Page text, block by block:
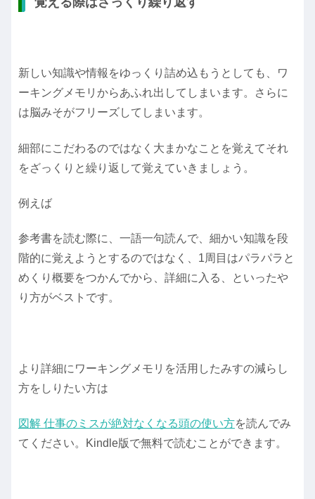
新しい知識や情報をゆっくり詰め込もうとしても、ワ
ーキングメモリからあふれ出してしまいます。さらに
は脳みそがフリーズしてしまいます。
細部にこだわるのではなく大まかなことを覚えてそれ
をざっくりと繰り返して覚えていきましょう。
例えば
参考書を読む際に、一語一句読んで、細かい知識を段
階的に覚えようとするのではなく、1周目はパラパラと
めくり概要をつかんでから、詳細に入る、といったや
り方がベストです。
より詳細にワーキングメモリを活用したみすの減らし
方をしりたい方は
図解 仕事のミスが絶対なくなる頭の使い方を読んでみ
てください。Kindle版で無料で読むことができます。